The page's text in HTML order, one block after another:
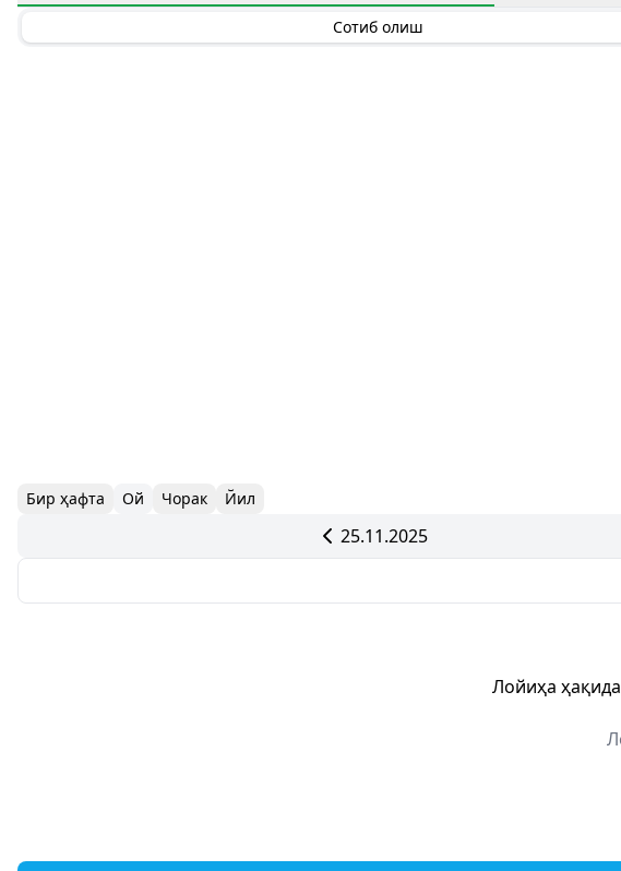
Сотиб олиш
Бир ҳафта Ой Чорак Йил
25.11.2025
Лойиҳа ҳақида